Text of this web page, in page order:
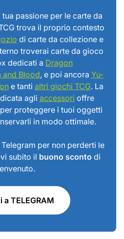
passione per le carte da
trova il proprio contesto
di carte da collezione e
troverai carte da gioco
dedicati a Dragon
and Blood, e poi ancora Yu-
e tanti altri giochi TCG. La
agli accessori offre
proteggere i tuoi oggetti
in modo ottimale.
per non perderti le
subito il buono sconto di
a TELEGRAM